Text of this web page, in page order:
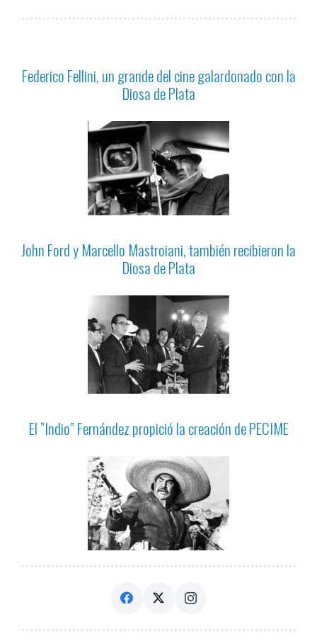
Federico Fellini, un grande del cine galardonado con la
Diosa de Plata
John Ford y Marcello Mastroiani, también recibieron la
Diosa de Plata
El ”Indio” Fernández propició la creación de PECIME